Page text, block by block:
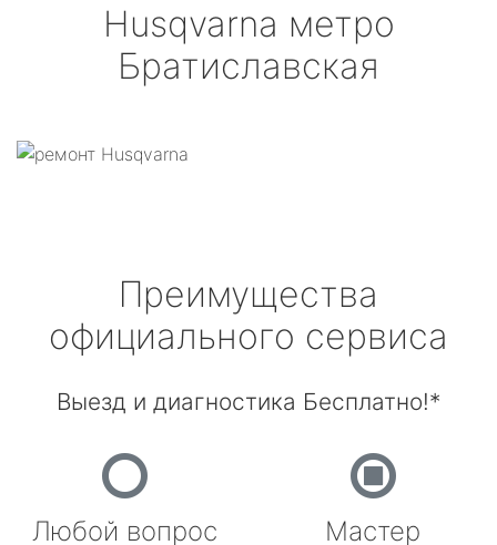
Husqvarna метро
Братиславская
Преимущества
официального сервиса
Выезд и диагностика Бесплатно!*
Любой вопрос
Мастер